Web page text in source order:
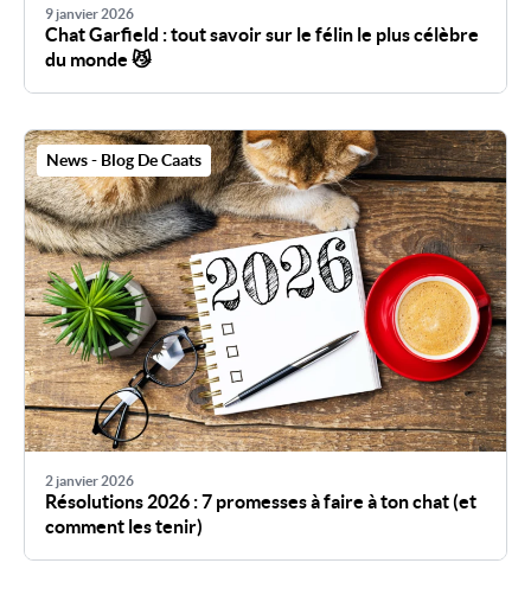
9 janvier 2026
Chat Garfield : tout savoir sur le félin le plus célèbre
du monde 😼
News - Blog De Caats
2 janvier 2026
Résolutions 2026 : 7 promesses à faire à ton chat (et
comment les tenir)